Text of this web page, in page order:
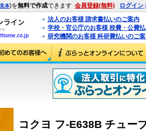
見本)を無料で作成できます 会員登録(無料) ログイン
法人のお客様 請求書払いのご案内
学校・官公庁のお客様 校費・公費
研究機関のお客様 科研費払いのご
コクヨ フ-E638B チュー